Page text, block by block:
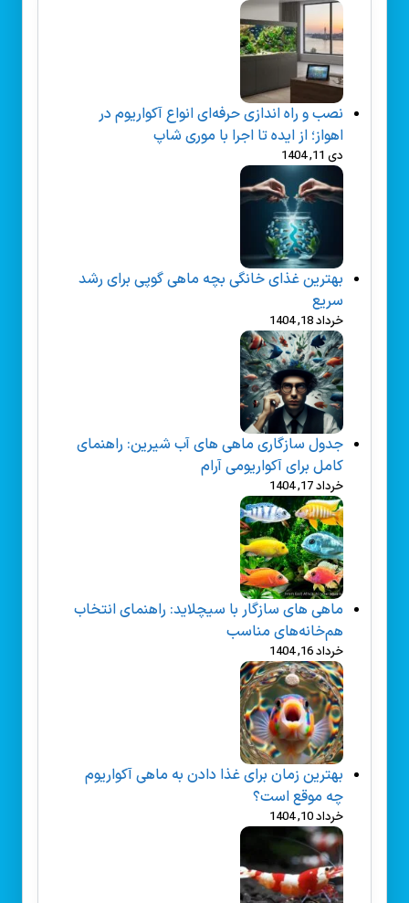
نصب و راه‌ اندازی حرفه‌ای انواع آکواریوم در
اهواز؛ از ایده تا اجرا با موری شاپ
دی 11, 1404
بهترین غذای خانگی بچه ماهی گوپی برای رشد
سریع
خرداد 18, 1404
جدول سازگاری ماهی های آب شیرین: راهنمای
کامل برای آکواریومی آرام
خرداد 17, 1404
ماهی های سازگار با سیچلاید: راهنمای انتخاب
هم‌خانه‌های مناسب
خرداد 16, 1404
بهترین زمان برای غذا دادن به ماهی آکواریوم
چه موقع است؟
خرداد 10, 1404